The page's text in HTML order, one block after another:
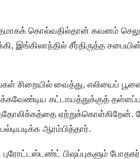
கொல்வதில்தான் கவனம்
இங்கிலாந்தில் சீர்திருத்த
சிறையில் வைத்து, எலியைப்
கட்டாயத்துக்குத்
ஏற்றுக்கொள்கிறேன்.
ஆரம்பித்தார்.
பிஷப்புகளும்